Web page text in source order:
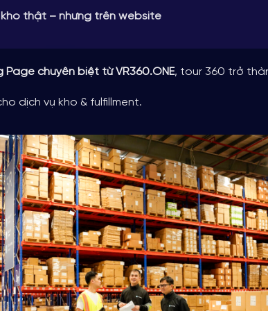
thật – nhưng trên website
Page chuyên biệt từ VR360.ONE, tour 360 trở
dịch vụ kho & fulfillment.